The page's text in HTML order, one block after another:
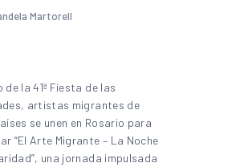
Martorell
de la 41ª Fiesta de las
artistas migrantes de
se unen en Rosario para
“El Arte Migrante – La Noche
una jornada impulsada